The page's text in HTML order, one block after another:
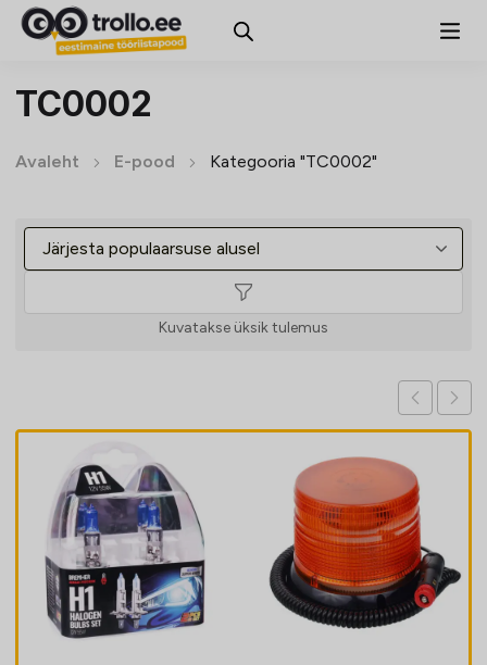
TC0002
Avaleht E-pood Kategooria "TC0002"
Kuvatakse üksik tulemus